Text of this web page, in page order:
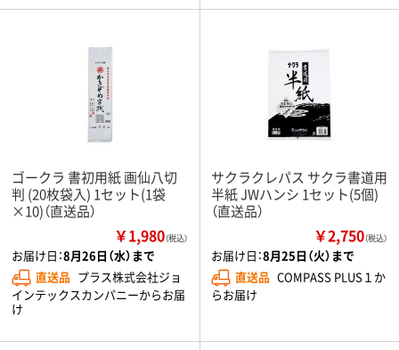
ゴークラ 書初用紙 画仙八切
判 (20枚袋入) 1セット(1袋
×10)（直送品）
￥1,980（税込）
お届け日：8月26日（水）まで
直送品 プラス株式会社ジョ
インテックスカンパニーからお届
け
サクラクレパス サクラ書道用
半紙 JWハンシ 1セット(5個)
（直送品）
￥2,750（税込）
お届け日：8月25日（火）まで
直送品 COMPASS PLUS１か
らお届け